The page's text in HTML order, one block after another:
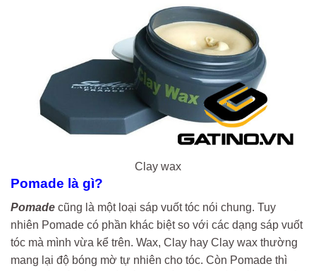
Clay wax
Pomade là gì?
Pomade cũng là một loại sáp vuốt tóc nói chung. Tuy
nhiên Pomade có phần khác biệt so với các dạng sáp vuốt
tóc mà mình vừa kể trên. Wax, Clay hay Clay wax thường
mang lại độ bóng mờ tự nhiên cho tóc. Còn Pomade thì